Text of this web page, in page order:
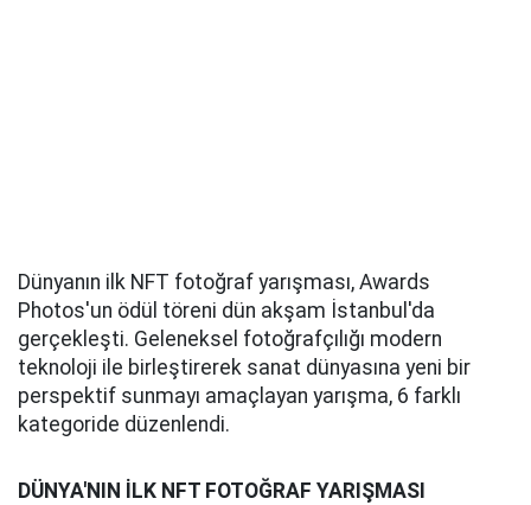
Dünyanın ilk NFT fotoğraf yarışması, Awards
Photos'un ödül töreni dün akşam İstanbul'da
gerçekleşti. Geleneksel fotoğrafçılığı modern
teknoloji ile birleştirerek sanat dünyasına yeni bir
perspektif sunmayı amaçlayan yarışma, 6 farklı
kategoride düzenlendi.
DÜNYA'NIN İLK NFT FOTOĞRAF YARIŞMASI